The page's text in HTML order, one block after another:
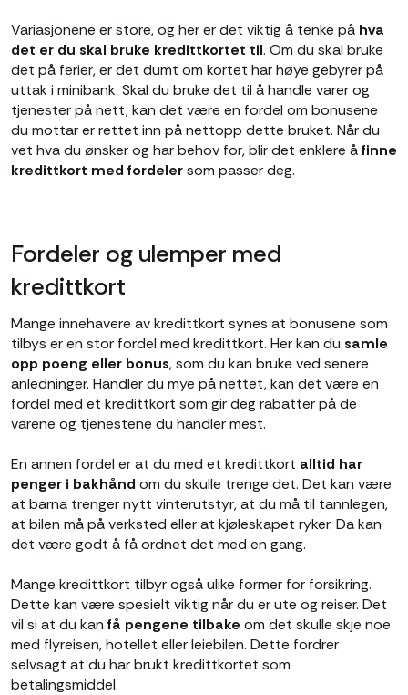
Variasjonene er store, og her er det viktig å tenke på hva
det er du skal bruke kredittkortet til. Om du skal bruke
det på ferier, er det dumt om kortet har høye gebyrer på
uttak i minibank. Skal du bruke det til å handle varer og
tjenester på nett, kan det være en fordel om bonusene
du mottar er rettet inn på nettopp dette bruket. Når du
vet hva du ønsker og har behov for, blir det enklere åfinne
kredittkort med fordelersom passer deg.
Fordeler og ulemper med
kredittkort
Mange innehavere av kredittkort synes at bonusene som
tilbys er en stor fordel med kredittkort. Her kan du samle
opp poeng eller bonus, som du kan bruke ved senere
anledninger. Handler du mye på nettet, kan det være en
fordel med et kredittkort som gir deg rabatter på de
varene og tjenestene du handler mest.
En annen fordel er at du med et kredittkort alltid har
penger i bakhånd om du skulle trenge det. Det kan være
at barna trenger nytt vinterutstyr, at du må til tannlegen,
at bilen må på verksted eller at kjøleskapet ryker. Da kan
det være godt å få ordnet det med en gang.
Mange kredittkort tilbyr også ulike former for forsikring.
Dette kan være spesielt viktig når du er ute og reiser. Det
vil si at du kan få pengene tilbake om det skulle skje noe
med flyreisen, hotellet eller leiebilen. Dette fordrer
selvsagt at du har brukt kredittkortet som
betalingsmiddel.